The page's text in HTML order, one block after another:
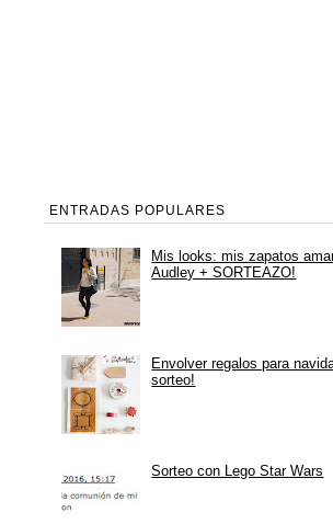
ENTRADAS POPULARES
Mis looks: mis zapatos
Audley + SORTEAZO!
Envolver regalos para
sorteo!
Sorteo con Lego Star Wars